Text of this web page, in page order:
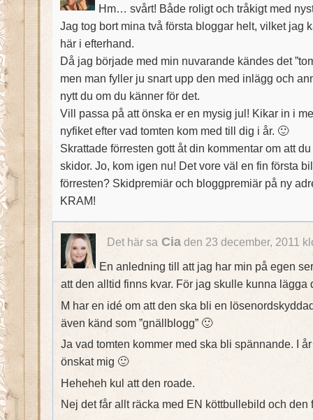
Hm… svårt! Både roligt och tråkigt med
Jag tog bort mina två första bloggar helt, vilket jag
här i efterhand.
Då jag började med min nuvarande kändes det
men man fyller ju snart upp den med inlägg och
nytt du om du känner för det.
Vill passa på att önska er en mysig jul! Kikar in i
nyfiket efter vad tomten kom med till dig i år. 🙂
Skrattade förresten gott åt din kommentar om att
skidor. Jo, kom igen nu! Det vore väl en fin första
förresten? Skidpremiär och bloggpremiär på ny
KRAM!
Det här saCiaden 23 december, 2011
En anledning till att jag har min på egen
att den alltid finns kvar. För jag skulle kunna lägga
M har en idé om att den ska bli en
även känd som ”gnällblogg” 🙂
Ja vad tomten kommer med ska bli spännande. I
önskat mig 🙂
Heheheh kul att den roade.
Nej det får allt räcka med EN köttbullebild och